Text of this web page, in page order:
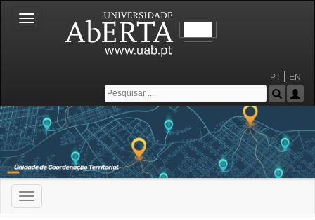
Toggle
navigation
PT EN
Toggle
navigation